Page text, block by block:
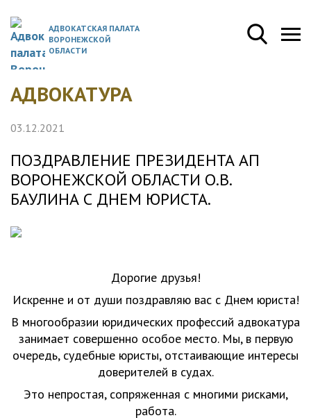
АДВОКАТСКАЯ ПАЛАТА
ВОРОНЕЖСКОЙ
ОБЛАСТИ
АДВОКАТУРА
03.12.2021
ПОЗДРАВЛЕНИЕ ПРЕЗИДЕНТА АП
ВОРОНЕЖСКОЙ ОБЛАСТИ О.В.
БАУЛИНА С ДНЕМ ЮРИСТА.
Дорогие друзья!
Искренне и от души поздравляю вас с Днем юриста!
В многообразии юридических профессий адвокатура
занимает совершенно особое место. Мы, в первую
очередь, судебные юристы, отстаивающие интересы
доверителей в судах.
Это непростая, сопряженная с многими рисками,
работа.